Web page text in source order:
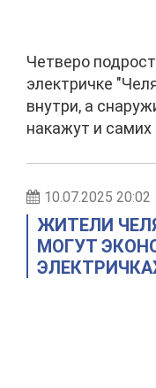
Четверо
электричке
внутри, а
накажут и самих
10.07.2025 20:02
ЖИТЕЛИ
МОГУТ